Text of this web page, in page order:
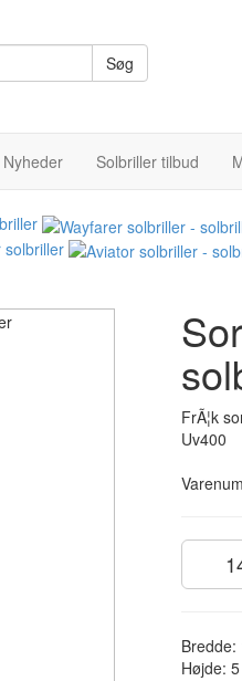
Søg
Nyheder Solbriller tilbud
solbriller
FrÃ¦k
Uv400
Bredde:
Højde: 5